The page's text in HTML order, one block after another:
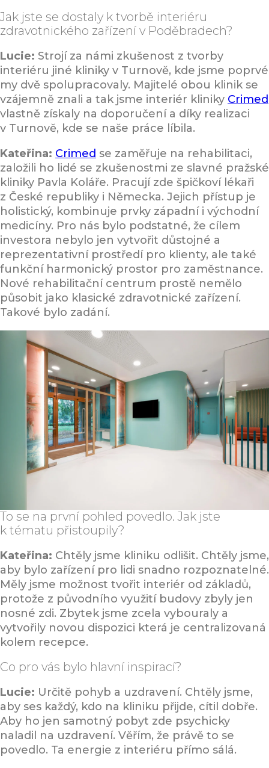
Jak jste se dostaly k tvorbě interiéru
zdravotnického zařízení v Poděbradech?
Lucie: Strojí za námi zkušenost z tvorby
interiéru jiné kliniky v Turnově, kde jsme poprvé
my dvě spolupracovaly. Majitelé obou klinik se
vzájemně znali a tak jsme interiér kliniky Crimed
vlastně získaly na doporučení a díky realizaci
v Turnově, kde se naše práce líbila.
Kateřina: Crimed se zaměřuje na rehabilitaci,
založili ho lidé se zkušenostmi ze slavné pražské
kliniky Pavla Koláře. Pracují zde špičkoví lékaři
z České republiky i Německa. Jejich přístup je
holistický, kombinuje prvky západní i východní
medicíny. Pro nás bylo podstatné, že cílem
investora nebylo jen vytvořit důstojné a
reprezentativní prostředí pro klienty, ale také
funkční harmonický prostor pro zaměstnance.
Nové rehabilitační centrum prostě nemělo
působit jako klasické zdravotnické zařízení.
Takové bylo zadání.
To se na první pohled povedlo. Jak jste
k tématu přistoupily?
Kateřina: Chtěly jsme kliniku odlišit. Chtěly jsme,
aby bylo zařízení pro lidi snadno rozpoznatelné.
Měly jsme možnost tvořit interiér od základů,
protože z původního využití budovy zbyly jen
nosné zdi. Zbytek jsme zcela vybouraly a
vytvořily novou dispozici která je centralizovaná
kolem recepce.
Co pro vás bylo hlavní inspirací?
Lucie: Určitě pohyb a uzdravení. Chtěly jsme,
aby ses každý, kdo na kliniku přijde, cítil dobře.
Aby ho jen samotný pobyt zde psychicky
naladil na uzdravení. Věřím, že právě to se
povedlo. Ta energie z interiéru přímo sálá.